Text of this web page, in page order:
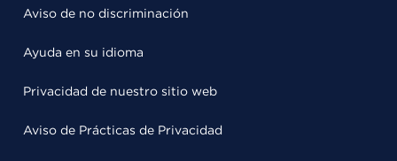
Aviso de no discriminación
Ayuda en su idioma
Privacidad de nuestro sitio web
Aviso de Prácticas de Privacidad